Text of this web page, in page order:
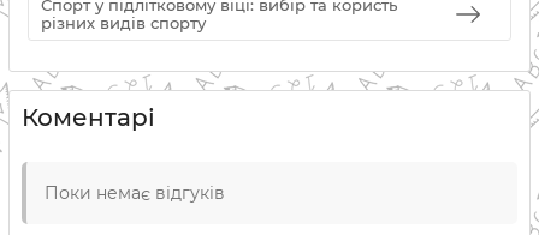
Спорт у підлітковому віці: вибір та користь
різних видів спорту
Коментарі
Поки немає відгуків